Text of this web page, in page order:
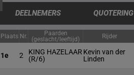
DEELNEMERS QUOTERING
Plaats Nr.
Paarden
(geslacht/leeftijd)
Rijder
1e 2
KING HAZELAAR
(R/6)
Kevin van der
Linden